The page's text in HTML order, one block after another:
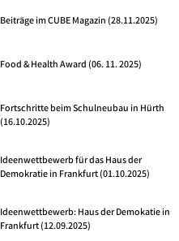
Beiträge im CUBE Magazin (28.11.2025)
Food & Health Award (06. 11. 2025)
Fortschritte beim Schulneubau in Hürth
(16.10.2025)
Ideenwettbewerb für das Haus der
Demokratie in Frankfurt (01.10.2025)
Ideenwettbewerb: Haus der Demokatie in
Frankfurt (12.09.2025)